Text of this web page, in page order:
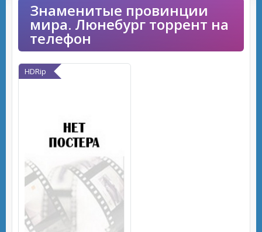
Знаменитые провинции
мира. Люнебург торрент на
телефон
HDRip